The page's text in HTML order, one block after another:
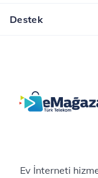
Destek
Ev İnterneti